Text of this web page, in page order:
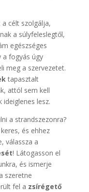
célt szolgálja,
a súlyfeleslegtől,
egészséges
a fogyás úgy
meg a szervezetet.
tapasztalt
attól sem kell
lesz.
a strandszezonra?
és ehhez
válassza a
! Látogasson el
és ismerje
szeretne
fel a zsírégető